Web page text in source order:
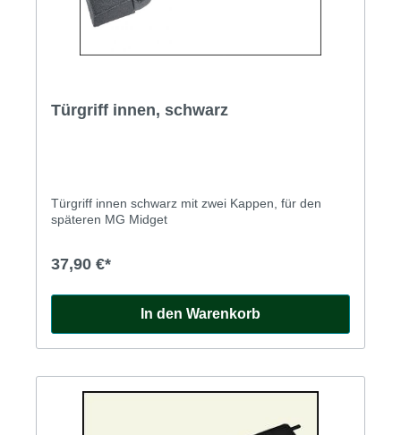
Türgriff innen, schwarz
Türgriff innen schwarz mit zwei Kappen, für den
späteren MG Midget
37,90 €*
In den Warenkorb